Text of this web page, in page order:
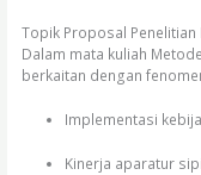
Topik Proposal Penelitian
Dalam mata kuliah
berkaitan dengan
Implementasi
Kinerja aparatur